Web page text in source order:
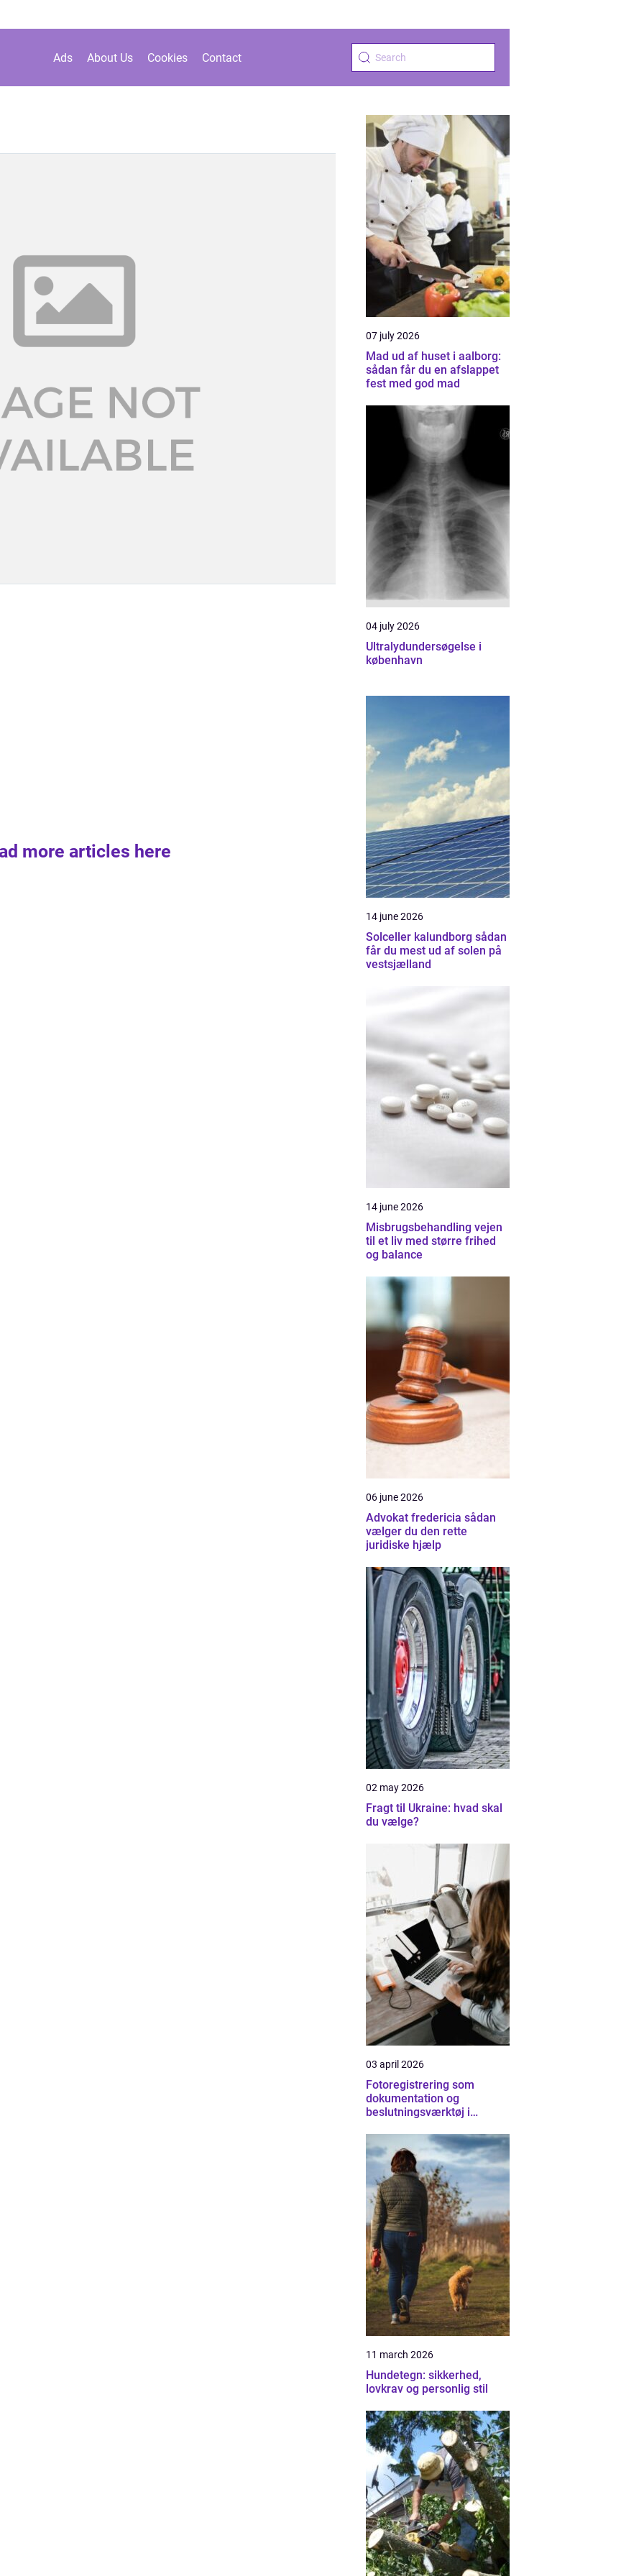
Ads About Us Cookies Contact
more articles here
07 july 2026
Mad ud af huset i aalborg:
sådan får du en afslappet
fest med god mad
04 july 2026
Ultralydundersøgelse i
københavn
14 june 2026
Solceller kalundborg sådan
får du mest ud af solen på
vestsjælland
14 june 2026
Misbrugsbehandling vejen
til et liv med større frihed
og balance
06 june 2026
Advokat fredericia sådan
vælger du den rette
juridiske hjælp
02 may 2026
Fragt til Ukraine: hvad skal
du vælge?
03 april 2026
Fotoregistrering som
dokumentation og
beslutningsværktøj i
11 march 2026
Hundetegn: sikkerhed,
lovkrav og personlig stil